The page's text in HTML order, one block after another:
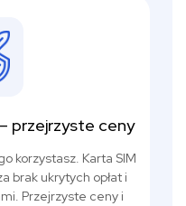
przejrzyste ceny
korzystasz. Karta SIM
brak ukrytych opłat i
Przejrzyste ceny i